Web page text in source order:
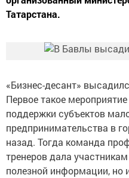
Татарстана.
«Бизнес-десант»
Первое такое
поддержки субъектов
предпринимательства в
назад. Тогда команда
тренеров дала
полезной информации, но